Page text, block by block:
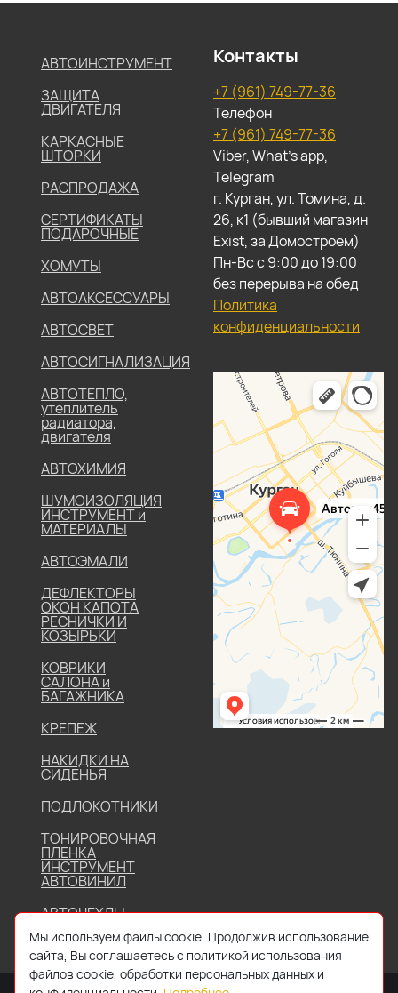
АВТОИНСТРУМЕНТ
ЗАЩИТА
ДВИГАТЕЛЯ
КАРКАСНЫЕ
ШТОРКИ
РАСПРОДАЖА
СЕРТИФИКАТЫ
ПОДАРОЧНЫЕ
ХОМУТЫ
АВТОАКСЕССУАРЫ
АВТОСВЕТ
АВТОСИГНАЛИЗАЦИЯ
АВТОТЕПЛО,
утеплитель
радиатора,
двигателя
АВТОХИМИЯ
ШУМОИЗОЛЯЦИЯ
ИНСТРУМЕНТ и
МАТЕРИАЛЫ
АВТОЭМАЛИ
ДЕФЛЕКТОРЫ
ОКОН КАПОТА
РЕСНИЧКИ И
КОЗЫРЬКИ
КОВРИКИ
САЛОНА и
БАГАЖНИКА
КРЕПЕЖ
НАКИДКИ НА
СИДЕНЬЯ
ПОДЛОКОТНИКИ
ТОНИРОВОЧНАЯ
ПЛЕНКА
ИНСТРУМЕНТ
АВТОВИНИЛ
АВТОЧЕХЛЫ
Контакты
+7 (961) 749-77-36
Телефон
+7 (961) 749-77-36
Viber, What's app,
Telegram
г. Курган, ул. Томина, д.
26, к1 (бывший магазин
Exist, за Домостроем)
Пн-Вс с 9:00 до 19:00
без перерыва на обед
Политика
конфиденциальности
Мы используем файлы cookie. Продолжив использование
сайта, Вы соглашаетесь с политикой использования
файлов cookie, обработки персональных данных и